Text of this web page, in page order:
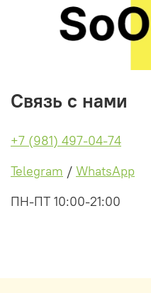
Связь с нами
+7 (981) 497-04-74
Telegram / WhatsApp
ПН-ПТ 10:00-21:00